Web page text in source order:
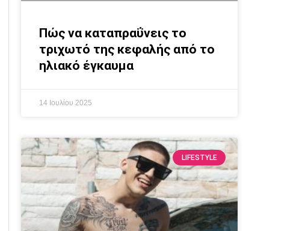
Πώς να καταπραΰνεις το
τριχωτό της κεφαλής από το
ηλιακό έγκαυμα
14 Ιουλίου 2025
LIFESTYLE